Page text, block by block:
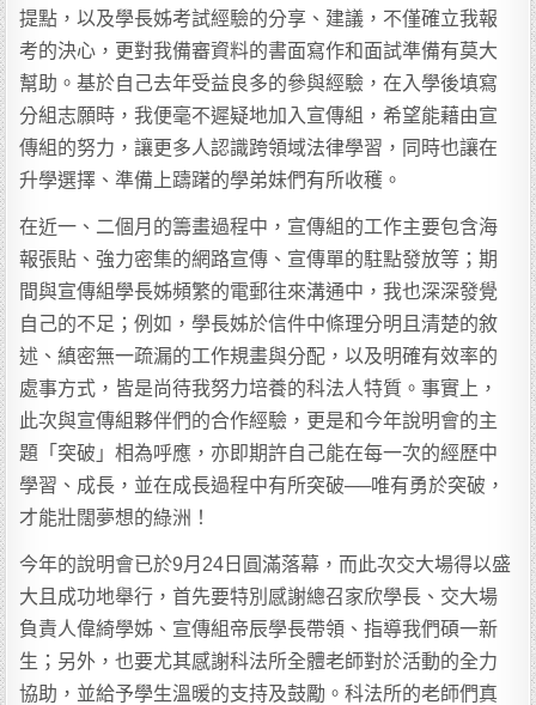
提點，以及學長姊考試經驗的分享、建議，不僅確立我報
考的決心，更對我備審資料的書面寫作和面試準備有莫大
幫助。基於自己去年受益良多的參與經驗，在入學後填寫
分組志願時，我便毫不遲疑地加入宣傳組，希望能藉由宣
傳組的努力，讓更多人認識跨領域法律學習，同時也讓在
升學選擇、準備上躊躇的學弟妹們有所收穫。
在近一、二個月的籌畫過程中，宣傳組的工作主要包含海
報張貼、強力密集的網路宣傳、宣傳單的駐點發放等；期
間與宣傳組學長姊頻繁的電郵往來溝通中，我也深深發覺
自己的不足；例如，學長姊於信件中條理分明且清楚的敘
述、縝密無一疏漏的工作規畫與分配，以及明確有效率的
處事方式，皆是尚待我努力培養的科法人特質。事實上，
此次與宣傳組夥伴們的合作經驗，更是和今年說明會的主
題「突破」相為呼應，亦即期許自己能在每一次的經歷中
學習、成長，並在成長過程中有所突破──唯有勇於突破，
才能壯闊夢想的綠洲！
今年的說明會已於9月24日圓滿落幕，而此次交大場得以盛
大且成功地舉行，首先要特別感謝總召家欣學長、交大場
負責人偉綺學姊、宣傳組帝辰學長帶領、指導我們碩一新
生；另外，也要尤其感謝科法所全體老師對於活動的全力
協助，並給予學生溫暖的支持及鼓勵。科法所的老師們真